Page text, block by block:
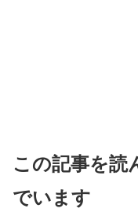
この記事を読
でいます